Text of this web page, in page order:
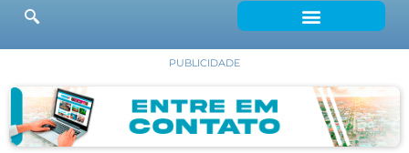
PUBLICIDADE